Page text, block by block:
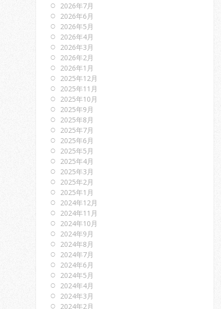
2026年7月
2026年6月
2026年5月
2026年4月
2026年3月
2026年2月
2026年1月
2025年12月
2025年11月
2025年10月
2025年9月
2025年8月
2025年7月
2025年6月
2025年5月
2025年4月
2025年3月
2025年2月
2025年1月
2024年12月
2024年11月
2024年10月
2024年9月
2024年8月
2024年7月
2024年6月
2024年5月
2024年4月
2024年3月
2024年2月